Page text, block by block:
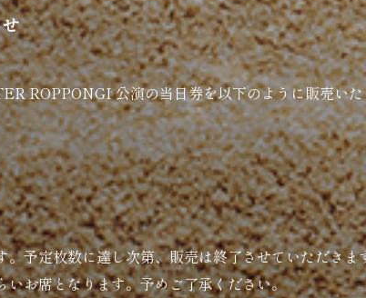
ROPPONGI 公演の当日券を以下のように販売い
予定枚数に達し次第、販売は終了させていただきま
お席となります。予めご了承ください。